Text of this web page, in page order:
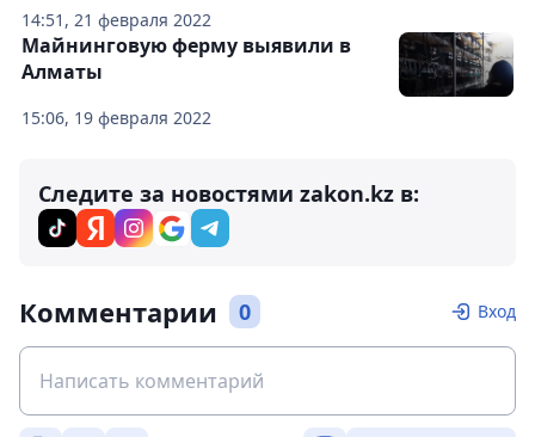
14:51, 21 февраля 2022
15:06, 19 февраля 2022
Майнинговую ферму выявили в
Алматы
Следите за новостями zakon.kz в:
Комментарии 0 Вход